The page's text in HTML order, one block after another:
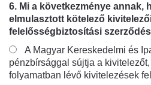
6. Mi a következménye annak,
elmulasztott kötelező
felelősségbiztosítási
A Magyar Kereskedelmi és
pénzbírsággal sújtja a
folyamatban lévő kivitelezések